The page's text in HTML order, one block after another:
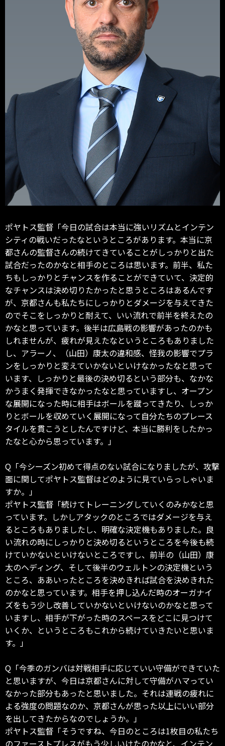
ポヤトス監督「今日の試合は本当に強いリズムとインテン
シティの戦いだったなというところがあります。本当に京
都さんの監督さんの続けてきていることがしっかりと出た
試合だったのかなと相手のところは思います。前半、私た
ちもしっかりとチャンスを作ることができていて、決定的
なチャンスは決め切りたかったと思うところはあるんです
が、京都さんも私たちにしっかりとダメージを与えてきた
のでそこをしっかりと耐えて、いい流れで前半を終えたの
かなと思っています。後半は広島戦の影響があったのかも
しれませんが、疲れが見えたなというところもありました
し、アラーノ、（山田）康太の違和感、怪我の影響でプラ
ンをしっかりと変えていかないといけなかったなと思って
います、しっかりと最後の決め切るという部分も、なかな
かうまく発揮できなかったなと思っていますし、オープン
な展開になった時に相手はボールを蹴ってきたり、しっか
りとボールを収めていく展開になって自分たちのプレース
タイルを貫こうとしたんですけど、本当に勝利をしたかっ
たなと心から思っています。」
Q「今シーズン初めて得点のない試合になりましたが、攻撃
面に関してポヤトス監督はどのように見ていらっしゃいま
すか。」
ポヤトス監督「続けてトレーニングしていくのみかなと思
っています。しかしアタックのところではダメージを与え
るところもありましたし、明確な決定機もありました。良
い流れの時にしっかりと決め切るというところを今後も続
けていかないといけないところですし、前半の（山田）康
太のヘディング、そして後半のウェルトンの決定機という
ところ、ああいったところを決めきれば試合を決めきれた
のかなと思っています。相手を押し込んだ時のオーガナイ
ズをもう少し改善していかないといけないのかなと思って
いますし、相手が下がった時のスペースをどこに見つけて
いくか、というところもこれから続けていきたいと思いま
す。」
Q「今季のガンバは対戦相手に応じていい守備ができていた
と思いますが、今日は京都さんに対して守備がハマってい
なかった部分もあったと思いました。それは連戦の疲れに
よる強度の問題なのか、京都さんが思った以上にいい部分
を出してきたからなのでしょうか。」
ポヤトス監督「そうですね、今日のところは1枚目の私たち
のファーストプレスがもう少しいけたのかなと、インテン